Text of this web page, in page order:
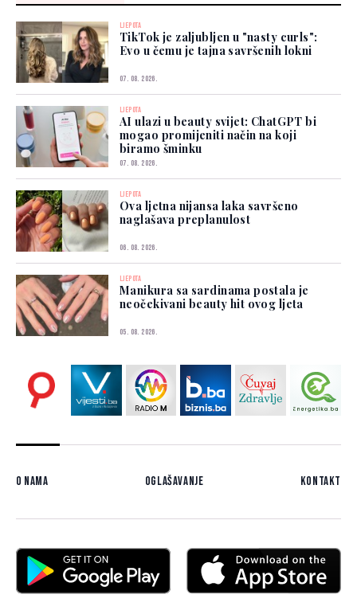
LJEPOTA
TikTok je zaljubljen u "nasty curls":
Evo u čemu je tajna savršenih lokni
07. 08. 2026.
LJEPOTA
AI ulazi u beauty svijet: ChatGPT bi
mogao promijeniti način na koji
biramo šminku
07. 08. 2026.
LJEPOTA
Ova ljetna nijansa laka savršeno
naglašava preplanulost
06. 08. 2026.
LJEPOTA
Manikura sa sardinama postala je
neočekivani beauty hit ovog ljeta
05. 08. 2026.
O nama Oglašavanje Kontakt